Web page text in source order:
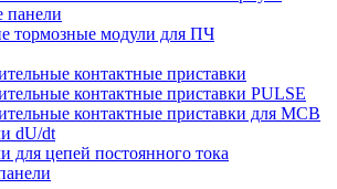
панели
тормозные модули для ПЧ
контактные приставки
контактные приставки PULSE
контактные приставки для MCB
dU/dt
для цепей постоянного тока